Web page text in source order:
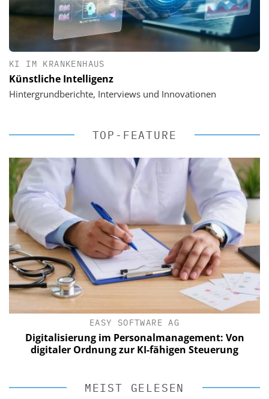
KI IM KRANKENHAUS
Künstliche Intelligenz
Hintergrundberichte, Interviews und Innovationen
TOP-FEATURE
EASY SOFTWARE AG
Digitalisierung im Personalmanagement: Von
digitaler Ordnung zur KI-fähigen Steuerung
MEIST GELESEN